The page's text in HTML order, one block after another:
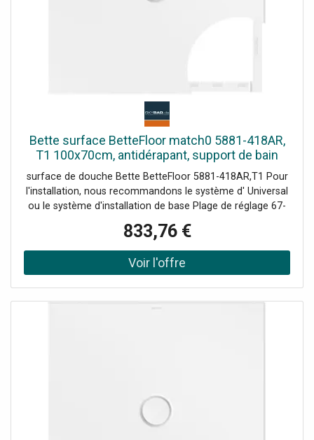
Bette surface BetteFloor match0 5881-418AR,
T1 100x70cm, antidérapant, support de bain
Mini , Blue satin
surface de douche Bette BetteFloor 5881-418AR,T1 Pour
l'installation, nous recommandons le système d' Universal
ou le système d'installation de base Plage de réglage 67-
réglage 80-200 mm avec tapis anti-drones insonorisants
833,76 €